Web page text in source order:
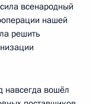
всенародный
нашей
решить
навсегда вошёл